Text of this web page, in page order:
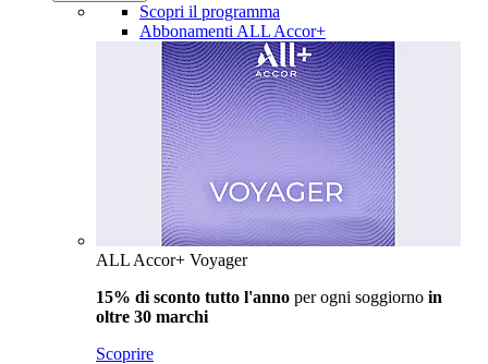
Scopri il programma
Abbonamenti ALL Accor+
ALL Accor+ Voyager
15% di sconto tutto l'anno per ogni soggiorno in
oltre 30 marchi
Scoprire